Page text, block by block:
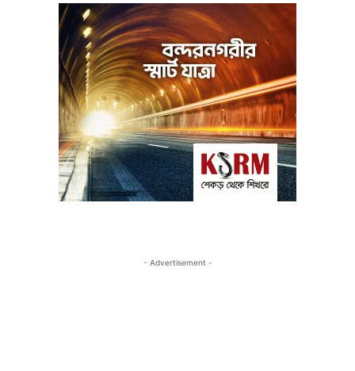
- Advertisement -